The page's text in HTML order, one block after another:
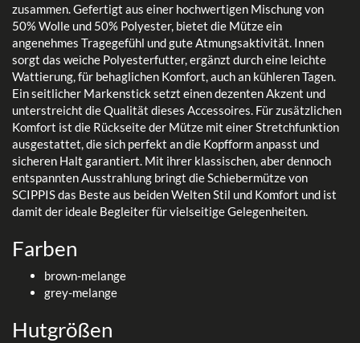
zusammen. Gefertigt aus einer hochwertigen Mischung von
50% Wolle und 50% Polyester, bietet die Mütze ein
angenehmes Tragegefühl und gute Atmungsaktivität. Innen
sorgt das weiche Polyesterfutter, ergänzt durch eine leichte
Wattierung, für behaglichen Komfort, auch an kühleren Tagen.
Ein seitlicher Markenstick setzt einen dezenten Akzent und
unterstreicht die Qualität dieses Accessoires. Für zusätzlichen
Komfort ist die Rückseite der Mütze mit einer Stretchfunktion
ausgestattet, die sich perfekt an die Kopfform anpasst und
sicheren Halt garantiert. Mit ihrer klassischen, aber dennoch
entspannten Ausstrahlung bringt die Schiebermütze von
SCIPPIS das Beste aus beiden Welten Stil und Komfort und ist
damit der ideale Begleiter für vielseitige Gelegenheiten.
Farben
brown-melange
grey-melange
Hutgrößen